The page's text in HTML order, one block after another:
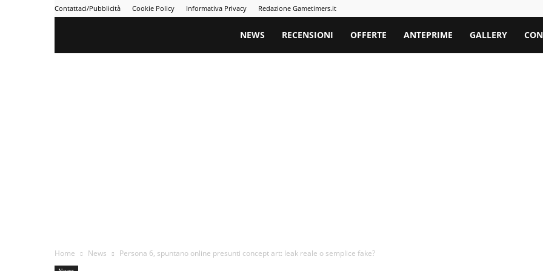
Contattaci/Pubblicità Cookie Policy Informativa Privacy Redazione Gametimers.it
Gametimers
NEWS RECENSIONI OFFERTE ANTEPRIME GALLERY
Home News Persona 6, spuntano online presunti concept art: leak reale o semplice fake?